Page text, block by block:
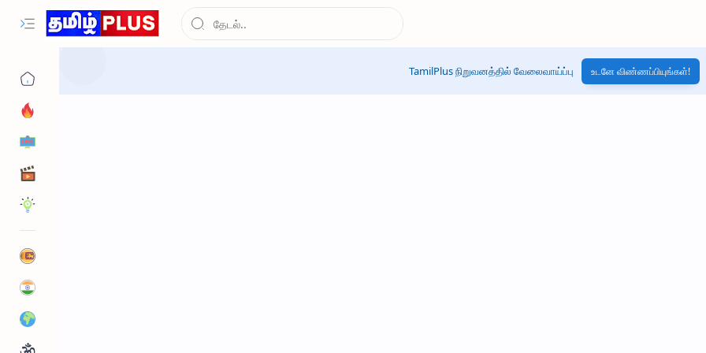
TamilPlus நிறுவனத்தில் வேலைவாய்ப்பு உடனே விண்ணப்பியுங்கள்!